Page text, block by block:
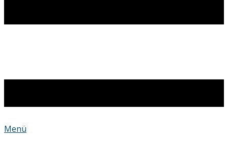
Menü